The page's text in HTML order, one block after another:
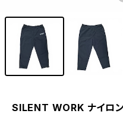
SILENT WORK ナイロ